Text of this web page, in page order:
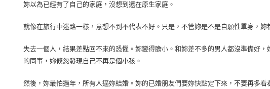
妳以為已經有了自己的家庭，沒想到還在原生家庭。
就像在旅行中迷路一樣，意想不到不代表不好。只是，不管妳是不是自願性單身，
失去一個人，結果差點回不來的恐懼。妳變得膽小。和妳差不多的男人都沒準備好
的同事，妳倏忽發現自己不再是個小孩。
然後，妳最怕過年，所有人逼妳結婚。妳的已婚朋友們要妳快點定下來，不要再多看